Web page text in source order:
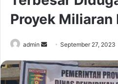
Proyek Miliaran
admin
Send
email
September 27, 2023